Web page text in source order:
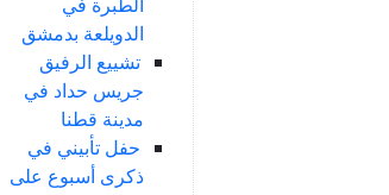
الدويلعة بدمشق
تشييع الرفيق
جريس حداد في
مدينة قطنا
حفل تأبيني في
ذكرى أسبوع على